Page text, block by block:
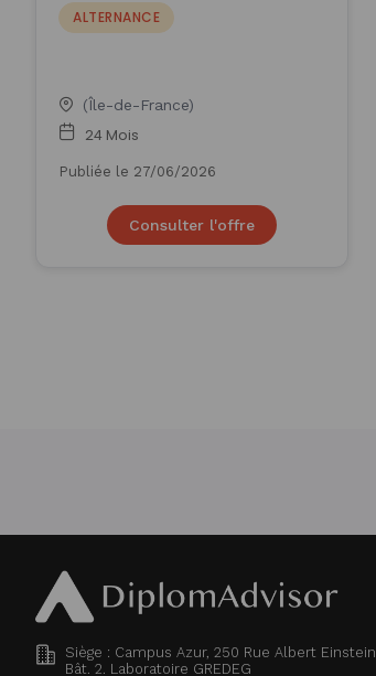
assurances (H/F)
ALTERNANCE
(Île-de-France)
24 Mois
Publiée le 27/06/2026
Consulter l'offre
Siège : Campus Azur, 250 Rue Albert Einstein
Bât. 2. Laboratoire GREDEG